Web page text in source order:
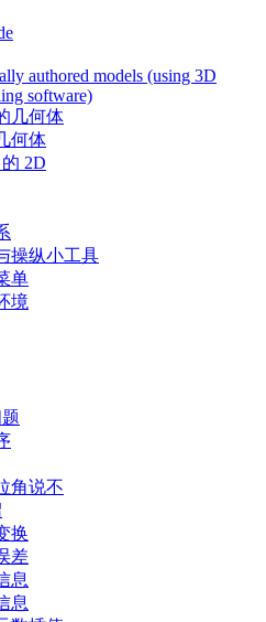
authored models (using 3D
software)
几何体
何体
2D
操纵小工具
单
境
角说不
换
差
息
息